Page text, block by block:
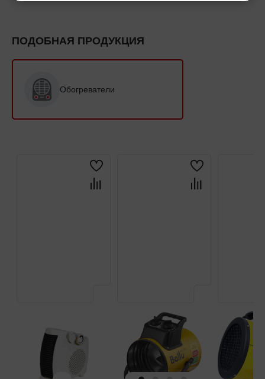
ПОДОБНАЯ ПРОДУКЦИЯ
Обогреватели